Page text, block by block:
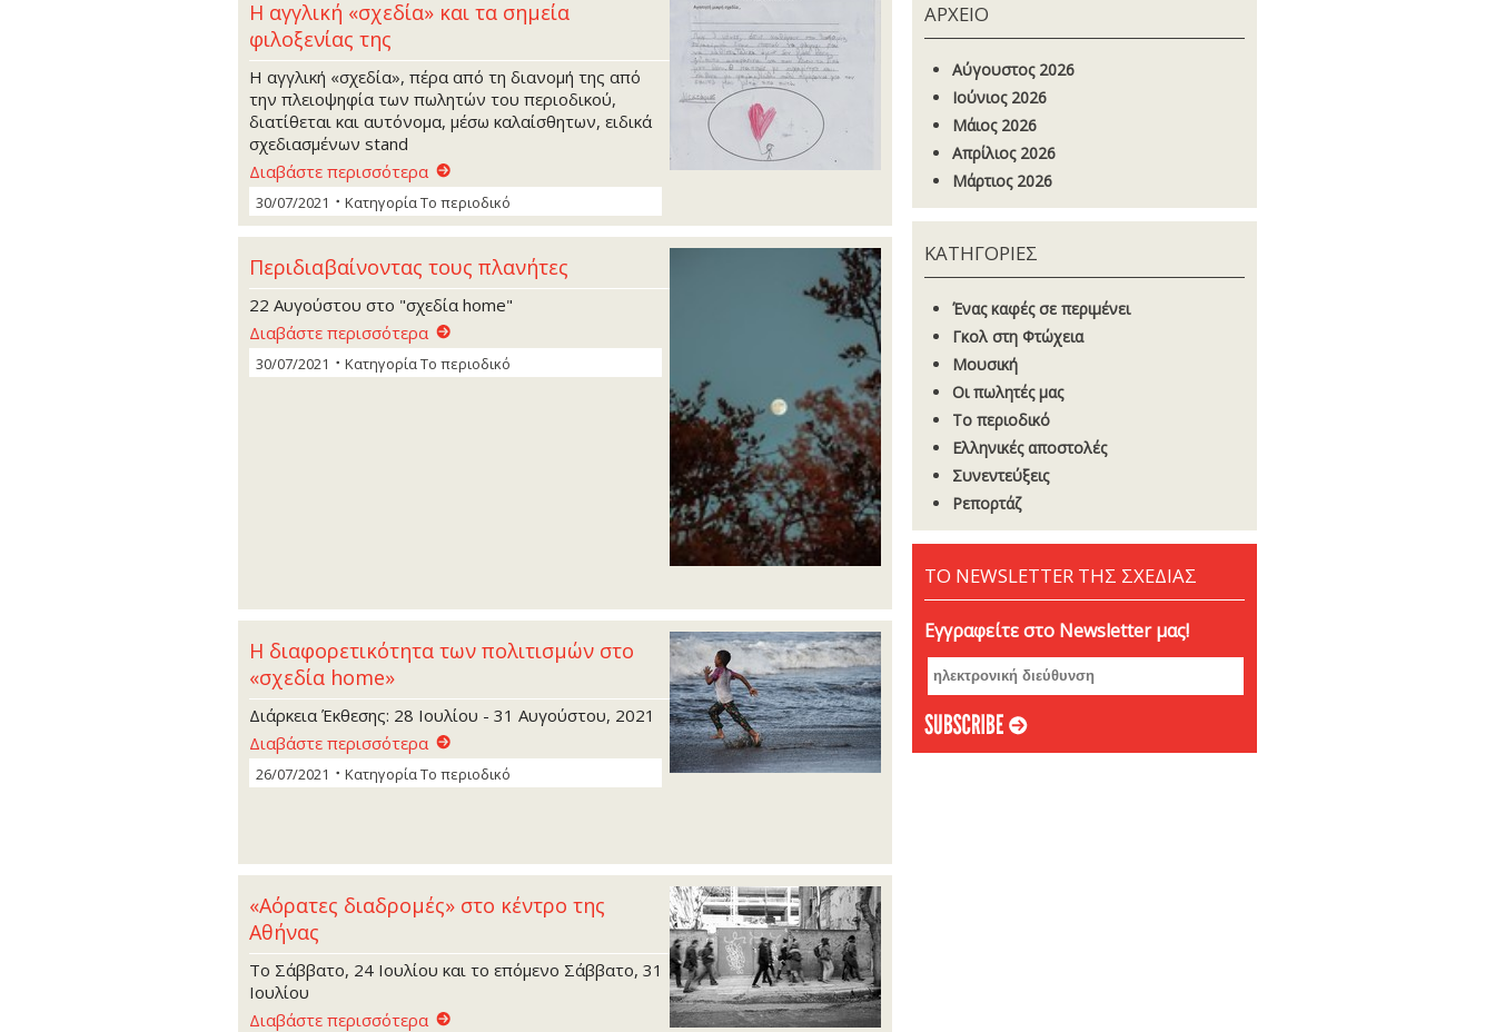
Η αγγλική «σχεδία» και τα σημεία
φιλοξενίας της
Η αγγλική «σχεδία», πέρα από τη διανομή της από
την πλειοψηφία των πωλητών του περιοδικού,
διατίθεται και αυτόνομα, μέσω καλαίσθητων, ειδικά
σχεδιασμένων stand
Διαβάστε περισσότερα
30/07/2021 ΚατηγορίαΤο περιοδικό
Περιδιαβαίνοντας τους πλανήτες
22 Αυγούστου στο "σχεδία home"
Διαβάστε περισσότερα
30/07/2021 ΚατηγορίαΤο περιοδικό
Η διαφορετικότητα των πολιτισμών στο
«σχεδία home»
Διάρκεια Έκθεσης: 28 Ιουλίου - 31 Αυγούστου, 2021
Διαβάστε περισσότερα
26/07/2021 ΚατηγορίαΤο περιοδικό
«Αόρατες διαδρομές» στο κέντρο της
Αθήνας
Το Σάββατο, 24 Ιουλίου και το επόμενο Σάββατο, 31
Ιουλίου
Διαβάστε περισσότερα
ΑΡΧΕΙΟ
Αύγουστος 2026
Ιούνιος 2026
Μάιος 2026
Απρίλιος 2026
Μάρτιος 2026
ΚΑΤΗΓΟΡΙΕΣ
Ένας καφές σε περιμένει
Γκoλ στη Φτώχεια
Μουσική
Οι πωλητές μας
Το περιοδικό
Ελληνικές αποστολές
Συνεντεύξεις
Ρεπορτάζ
ΤΟ NEWSLETTER ΤΗΣ ΣΧΕΔΙΑΣ
Εγγραφείτε στο Newsletter μας!